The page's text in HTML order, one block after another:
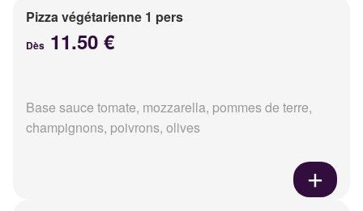
Pizza végétarienne 1 pers
Dès 11.50 €
Base sauce tomate, mozzarella, pommes de terre,
champignons, poivrons, olives